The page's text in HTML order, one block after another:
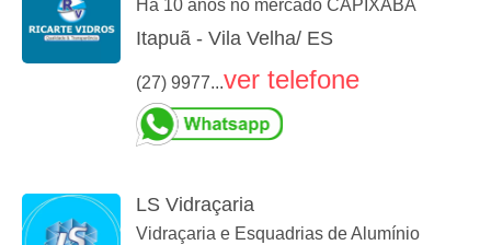
Há 10 anos no mercado CAPIXABA
Itapuã - Vila Velha/ ES
(27) 9977...ver telefone
LS Vidraçaria
Vidraçaria e Esquadrias de Alumínio